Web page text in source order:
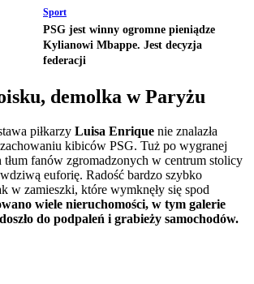
Sport
PSG jest winny ogromne pieniądze
Kylianowi Mbappe. Jest decyzja
federacji
demolka w Paryżu
piłkarzy Luisa Enrique nie znalazła
kibiców PSG. Tuż po wygranej
fanów zgromadzonych w centrum stolicy
euforię. Radość bardzo szybko
w zamieszki, które wymknęły się spod
wiele nieruchomości, w tym galerie
do podpaleń i grabieży samochodów.